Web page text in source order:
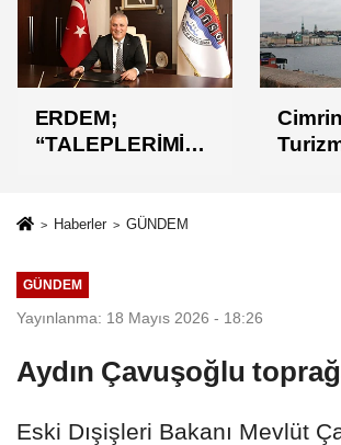
ERDEM;
“TALEPLERİMİZİ
MEMNUNUZ”
Haberler GÜNDEM
GÜNDEM
Yayınlanma: 18 Mayıs 2026 - 18:26
Aydın Çavuşoğlu
Eski Dışişleri Bakanı Mevlüt